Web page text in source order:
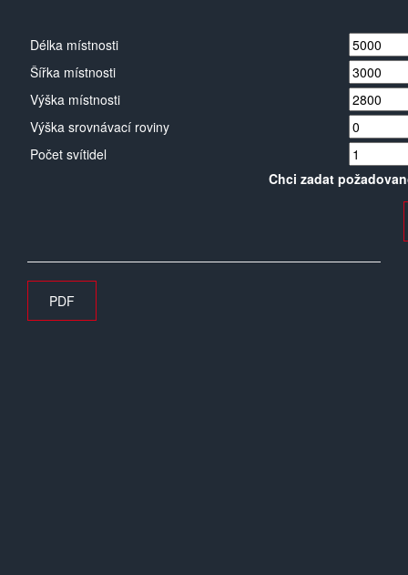
Délka místnosti
Šířka místnosti
Výška místnosti
Výška srovnávací roviny
Počet svítidel
Chci zadat